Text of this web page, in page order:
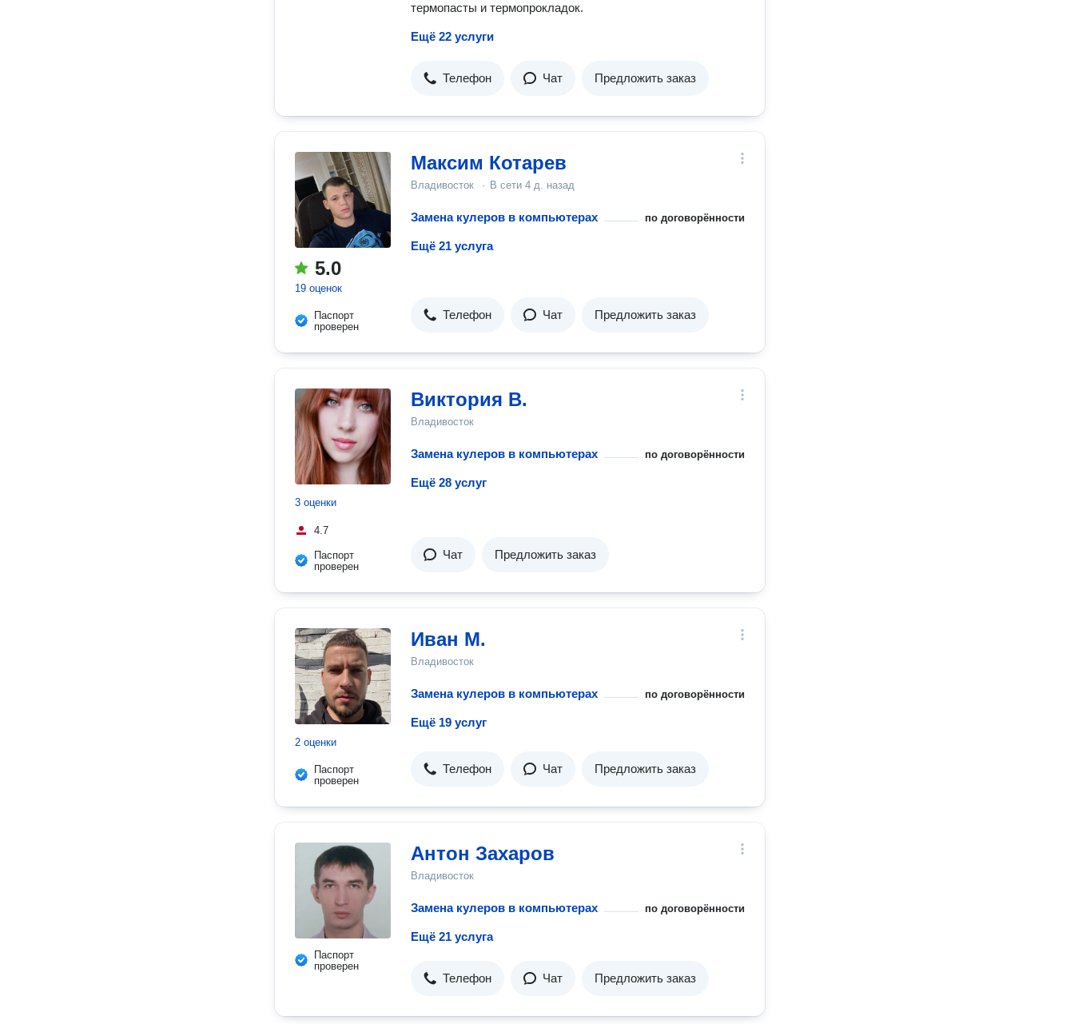
термопасты и термопрокладок.
Ещё 22 услуги
Телефон Чат Предложить заказ
5.0
19 оценок
Паспорт
проверен
Максим Котарев
Владивосток · В сети 4 д. назад
Замена кулеров в компьютерах по договорённости
Ещё 21 услуга
Телефон Чат Предложить заказ
3 оценки
4.7
Паспорт
проверен
Виктория В.
Владивосток
Замена кулеров в компьютерах по договорённости
Ещё 28 услуг
Чат Предложить заказ
2 оценки
Паспорт
проверен
Иван М.
Владивосток
Замена кулеров в компьютерах по договорённости
Ещё 19 услуг
Телефон Чат Предложить заказ
Паспорт
проверен
Антон Захаров
Владивосток
Замена кулеров в компьютерах по договорённости
Ещё 21 услуга
Телефон Чат Предложить заказ